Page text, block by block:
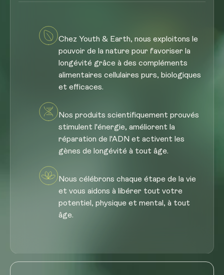
Chez Youth & Earth, nous exploitons le
pouvoir de la nature pour favoriser la
longévité grâce à des compléments
alimentaires cellulaires purs, biologiques
et efficaces.
Nos produits scientifiquement prouvés
stimulent l'énergie, améliorent la
réparation de l'ADN et activent les
gènes de longévité à tout âge.
Nous célébrons chaque étape de la vie
et vous aidons à libérer tout votre
potentiel, physique et mental, à tout
âge.